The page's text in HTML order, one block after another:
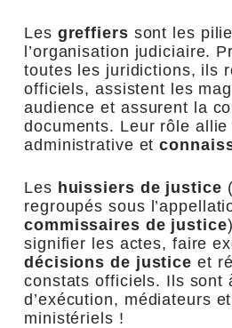
Les greffiers sont les
l’organisation judiciaire.
toutes les juridictions, ils
officiels, assistent les
audience et assurent la
documents. Leur rôle allie
administrative et
Les huissiers de justice
regroupés sous
commissaires de justice
signifier les actes, faire
décisions de justice et
constats officiels. Ils sont
d’exécution, médiateurs
ministériels !